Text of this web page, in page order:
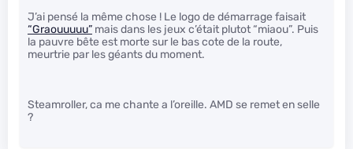
J’ai pensé la même chose ! Le logo de démarrage faisait
“Graouuuuu” mais dans les jeux c’était plutot “miaou”. Puis
la pauvre bête est morte sur le bas cote de la route,
meurtrie par les géants du moment.
Steamroller, ca me chante a l’oreille. AMD se remet en selle
?